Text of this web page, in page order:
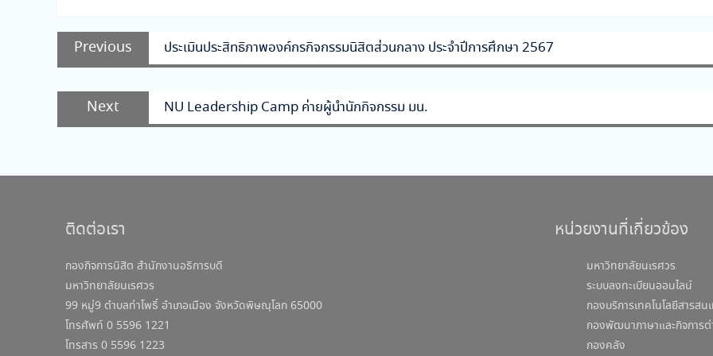
แนะแนว
เรื่อง
Previous
Previous
post:
ประเมินประสิทธิภาพองค์กรกิจกรรมนิสิตส่วนกลาง ประจำปีการศึกษา 2567
Next
Next
post:
NU Leadership Camp ค่ายผู้นำนักกิจกรรม มน.
ติดต่อเรา
กองกิจการนิสิต สำนักงานอธิการบดี
มหาวิทยาลัยนเรศวร
99 หมู่9 ตำบลท่าโพธิ์ อำเภอเมือง จังหวัดพิษณุโลก 65000
โทรศัพท์ 0 5596 1221
โทรสาร 0 5596 1223
หน่วยงานที่เกี่ยวข้อง
มหาวิทยาลัยนเรศวร
ระบบลงทะเบียนออนไลน์
กองบริการเทคโนโลยีสารสน
กองพัฒนาภาษาและกิจการต่
กองคลัง